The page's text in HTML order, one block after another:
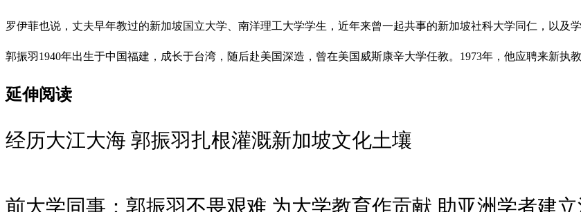
罗伊菲也说，丈夫早年教过的新加坡国立大学、南洋理工大学学生，近年来曾一起共事的新加坡社科大学同仁，以及
郭振羽1940年出生于中国福建，成长于台湾，随后赴美国深造，曾在美国威斯康辛大学任教。1973年，他应聘来新执
延伸阅读
经历大江大海 郭振羽扎根灌溉新加坡文化土壤
前大学同事：郭振羽不畏艰难 为大学教育作贡献 助亚洲学者建